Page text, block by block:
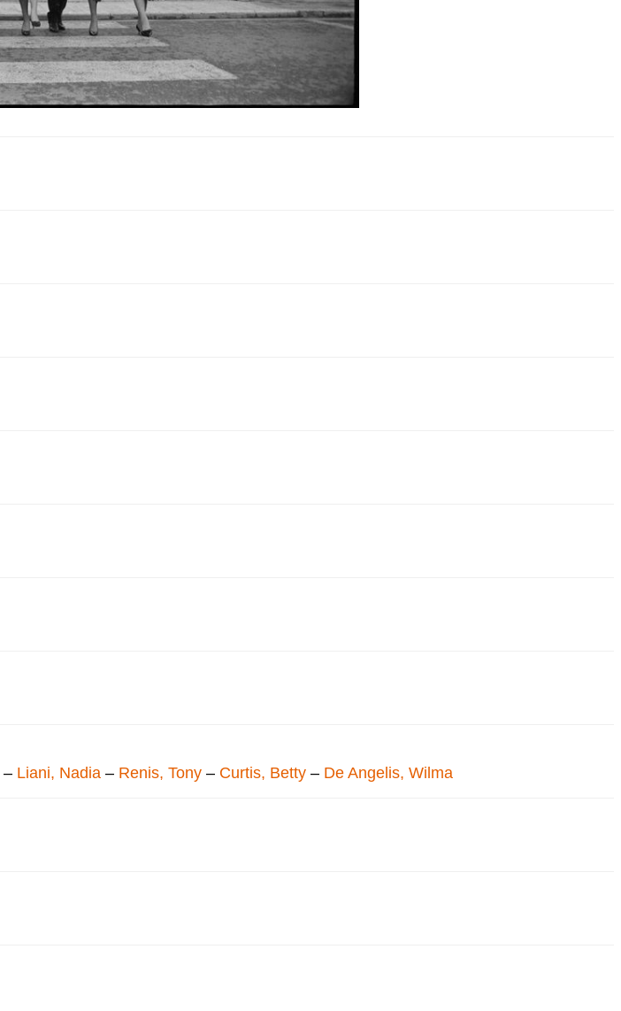
– Liani, Nadia – Renis, Tony – Curtis, Betty – De Angelis, Wilma